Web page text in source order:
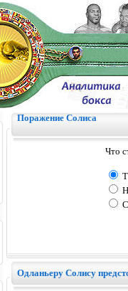
Поражение Солиса
Что
Одланьеру Солису